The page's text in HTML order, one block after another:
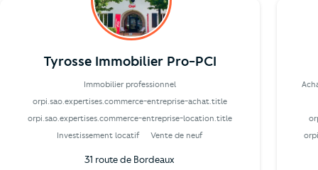
Tyrosse Immobilier Pro-PCI
Immobilier professionnel
orpi.sao.expertises.commerce-entreprise-achat.title
orpi.sao.expertises.commerce-entreprise-location.title
Investissement locatif
Vente de neuf
31 route de Bordeaux